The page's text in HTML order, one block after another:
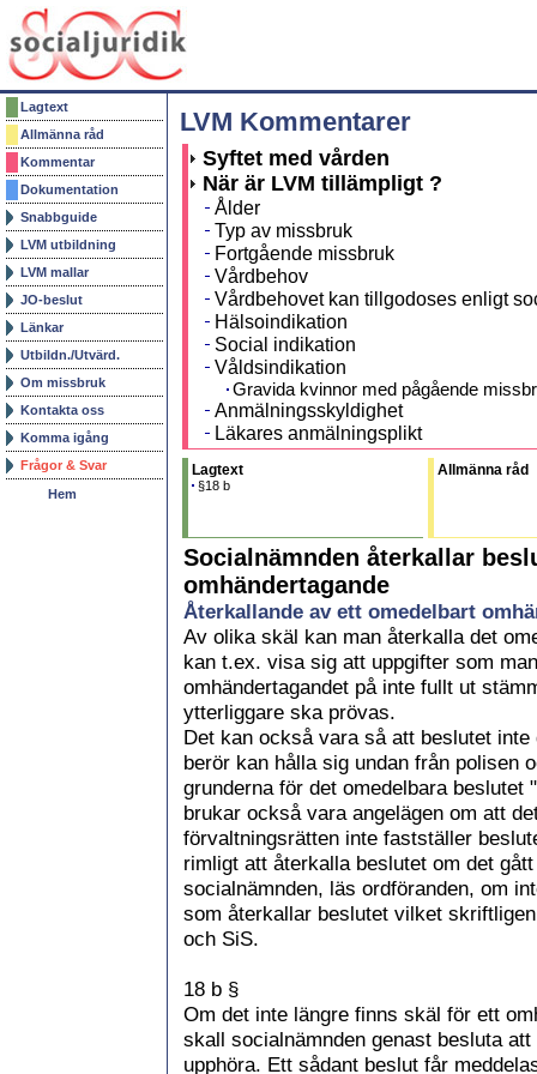
Lagtext
Allmänna råd
Kommentar
Dokumentation
Snabbguide
LVM utbildning
LVM mallar
JO-beslut
Länkar
Utbildn./Utvärd.
Om missbruk
Kontakta oss
Komma igång
Frågor & Svar
Hem
LVM Kommentarer
Syftet med vården
När är LVM tillämpligt ?
Ålder
Typ av missbruk
Fortgående missbruk
Vårdbehov
Vårdbehovet kan tillgodoses enligt
Hälsoindikation
Social indikation
Våldsindikation
Gravida kvinnor med pågående
Anmälningsskyldighet
Läkares anmälningsplikt
Uppgiftsskyldighet
Utredning och ansökan om vård
Läkarundersökning och läkarintyg
Polishandräckning
Avslutning av utredning
Delegering av beslut i LVM
Kompletterade beslutanderätt
Ansökan om vård
Ansökan om plats på LVM-institution
Snabbchecklista för ansökan
Dom verkställighet tidsräkning
Effektiv vårdtid
Sjukhusvård under LVM-vård
Efter LVM-vården
Omedelbart omhändertagande
Socialnämnden beslutar om ett
Beslut
Verkställighet/handräckning
Beslutet underställs förvaltningsrätten
Förvaltningsrätten prövar beslutet
§ 13 upphör att gälla
Socialnämnden återkallar beslutet
Tidsfrister
Snabbchecklista för omedelbart
Lagtext
§18 b
Allmänna råd
Socialnämnden återkallar
omhändertagande
Återkallande av ett omedelbart
Av olika skäl kan man återkalla det
kan t.ex. visa sig att uppgifter som
omhändertagandet på inte fullt ut
ytterliggare ska prövas.
Det kan också vara så att beslutet
berör kan hålla sig undan från polisen
grunderna för det omedelbara beslutet
brukar också vara angelägen om att
förvaltningsrätten inte fastställer
rimligt att återkalla beslutet om det
socialnämnden, läs ordföranden, om
som återkallar beslutet vilket
och SiS.
18 b §
Om det inte längre finns skäl för ett
skall socialnämnden genast besluta
upphöra. Ett sådant beslut får